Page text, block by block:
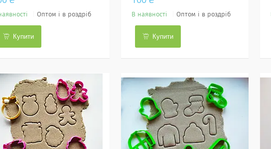
Оптом і в роздріб
Купити
В наявності Оптом і в роздріб
Купити